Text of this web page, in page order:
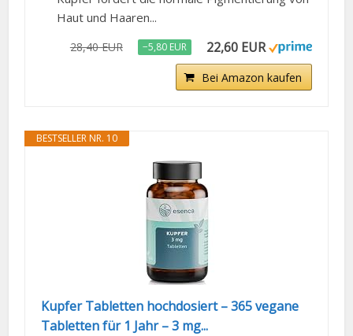
Haut und Haaren...
28,40 EUR −5,80 EUR 22,60 EUR
Bei Amazon kaufen
BESTSELLER NR. 10
Kupfer Tabletten hochdosiert – 365 vegane
Tabletten für 1 Jahr – 3 mg...